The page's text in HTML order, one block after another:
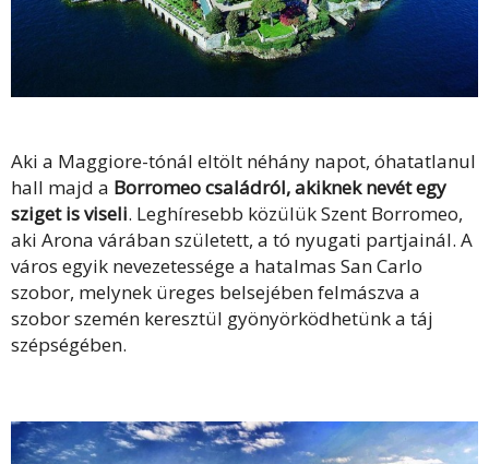
Aki a Maggiore-tónál eltölt néhány napot, óhatatlanul
hall majd a Borromeo családról, akiknek nevét egy
sziget is viseli. Leghíresebb közülük Szent Borromeo,
aki Arona várában született, a tó nyugati partjainál. A
város egyik nevezetessége a hatalmas San Carlo
szobor, melynek üreges belsejében felmászva a
szobor szemén keresztül gyönyörködhetünk a táj
szépségében.